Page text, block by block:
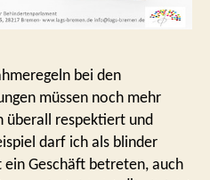
bei den
müssen noch mehr
überall respektiert und
darf ich als blinder
ein Geschäft betreten, auch